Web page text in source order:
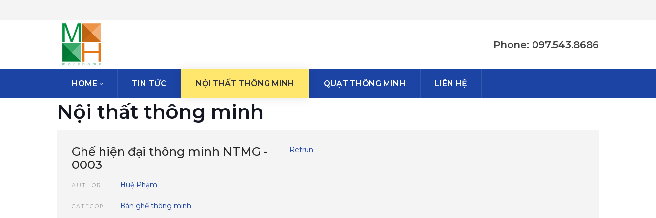
Phone: 097.543.8686
HOME TIN TỨC NỘI THẤT THÔNG MINH QUẠT THÔNG MINH LIÊN HỆ
Nội thất thông minh
Retrun
Ghế hiện đại thông minh NTMG -
0003
AUTHOR Huệ Phạm
CATEGORIES Bàn ghế thông minh